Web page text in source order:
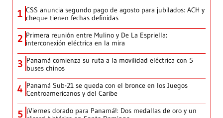
1 CSS anuncia segundo pago de agosto para jubilados: ACH y
cheque tienen fechas definidas
2 Primera reunión entre Mulino y De La Espriella:
interconexión eléctrica en la mira
3 Panamá comienza su ruta a la movilidad eléctrica con 5
buses chinos
4 Panamá Sub-21 se queda con el bronce en los Juegos
Centroamericanos y del Caribe
5 ¡Viernes dorado para Panamá!: Dos medallas de oro y un